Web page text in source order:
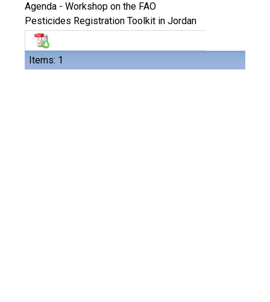
Items: 1
Agenda - Workshop on the FAO
Pesticides Registration Toolkit in Jordan